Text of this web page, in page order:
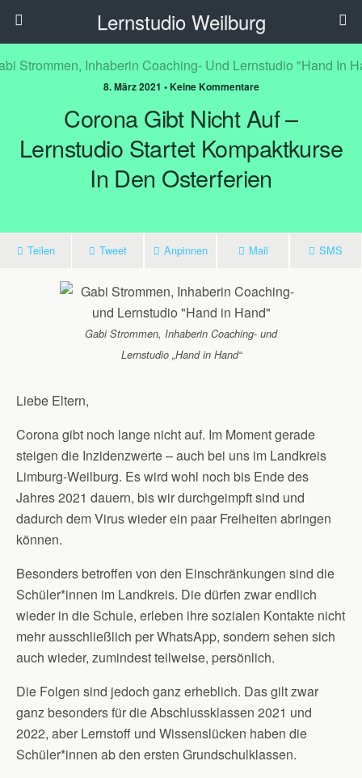
Lernstudio Weilburg
8. März 2021 • Keine Kommentare
Corona Gibt Nicht Auf –
Lernstudio Startet Kompaktkurse
In Den Osterferien
Teilen Tweet Anpinnen Mail SMS
Gabi Strommen, Inhaberin Coaching- und
Lernstudio „Hand in Hand“
Liebe Eltern,
Corona gibt noch lange nicht auf. Im Moment gerade
steigen die Inzidenzwerte – auch bei uns im Landkreis
Limburg-Weilburg. Es wird wohl noch bis Ende des
Jahres 2021 dauern, bis wir durchgeimpft sind und
dadurch dem Virus wieder ein paar Freiheiten abringen
können.
Besonders betroffen von den Einschränkungen sind die
Schüler*innen im Landkreis. Die dürfen zwar endlich
wieder in die Schule, erleben ihre sozialen Kontakte nicht
mehr ausschließlich per WhatsApp, sondern sehen sich
auch wieder, zumindest teilweise, persönlich.
Die Folgen sind jedoch ganz erheblich. Das gilt zwar
ganz besonders für die Abschlussklassen 2021 und
2022, aber Lernstoff und Wissenslücken haben die
Schüler*innen ab den ersten Grundschulklassen.